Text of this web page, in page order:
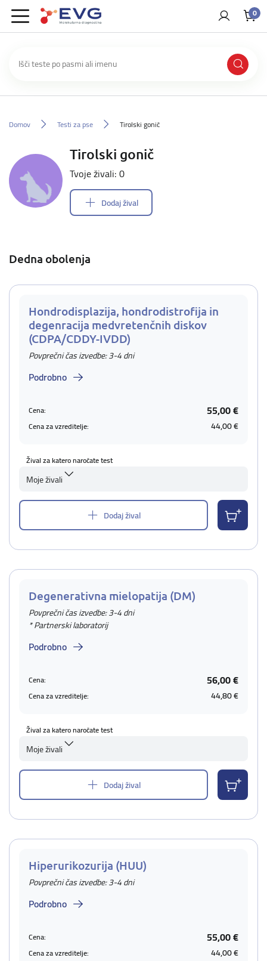
0
Domov Testi za pse Tirolski gonič
Tirolski gonič
Tvoje živali: 0
Dodaj žival
Dedna obolenja
Hondrodisplazija, hondrodistrofija in
degenracija medvretenčnih diskov
(CDPA/CDDY-IVDD)
Povprečni čas izvedbe: 3-4 dni
Podrobno
Cena: 55,00 €
Cena za vzreditelje: 44,00 €
Žival za katero naročate test
Moje živali
Dodaj žival
Degenerativna mielopatija (DM)
Povprečni čas izvedbe: 3-4 dni
* Partnerski laboratorij
Podrobno
Cena: 56,00 €
Cena za vzreditelje: 44,80 €
Žival za katero naročate test
Moje živali
Dodaj žival
Hiperurikozurija (HUU)
Povprečni čas izvedbe: 3-4 dni
Podrobno
Cena: 55,00 €
Cena za vzreditelje: 44,00 €